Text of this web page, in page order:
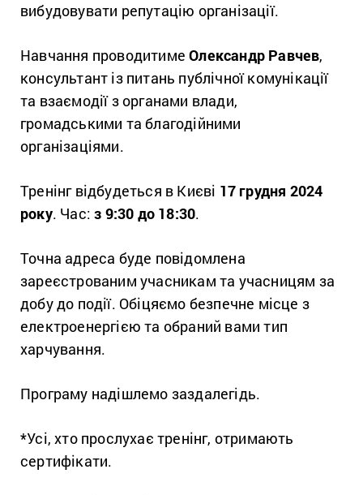
вибудовувати репутацію організації.
Навчання проводитимеОлександр Равчев,
консультант із питань публічної комунікації
та взаємодії з органами влади,
громадськими та благодійними
організаціями.
Тренінг відбудеться в Києві 17 грудня 2024
року. Час:з 9:30 до 18:30.
Точна адреса буде повідомлена
зареєстрованим учасникам та учасницям за
добу до події. Обіцяємо безпечне місце з
електроенергією та обраний вами тип
харчування.
Програму надішлемо заздалегідь.
*Усі, хто прослухає тренінг, отримають
сертифікати.